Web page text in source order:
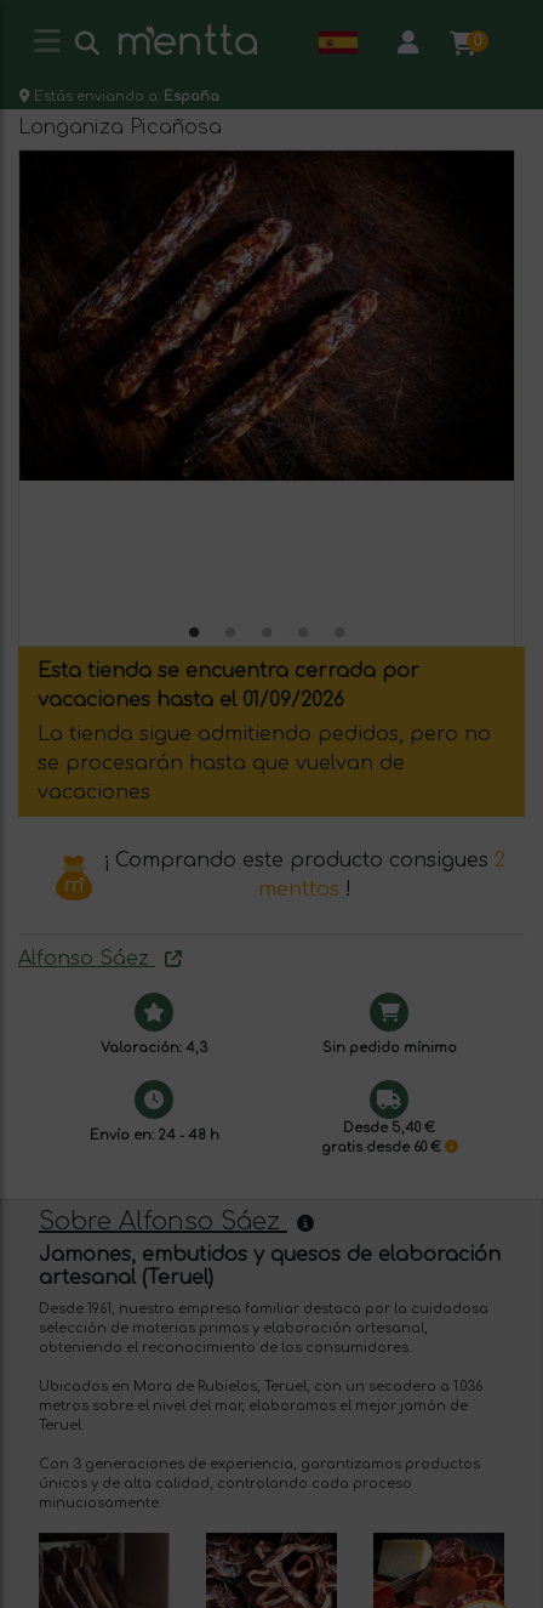
0
Estás enviando a: España
Longaniza Picañosa
Esta tienda se encuentra cerrada por
vacaciones hasta el 01/09/2026
La tienda sigue admitiendo pedidos, pero no
se procesarán hasta que vuelvan de
vacaciones
¡ Comprando este producto consigues 2
menttos !
Alfonso Sáez
Valoración: 4,3 Sin pedido mínimo
Envío en: 24 - 48 h
Desde 5,40 €
gratis desde 60 €
Sobre Alfonso Sáez
Jamones, embutidos y quesos de elaboración
artesanal (Teruel)
Desde 1961, nuestra empresa familiar destaca por la cuidadosa
selección de materias primas y elaboración artesanal,
obteniendo el reconocimiento de los consumidores.
Ubicados en Mora de Rubielos, Teruel, con un secadero a 1.036
metros sobre el nivel del mar, elaboramos el mejor jamón de
Teruel.
Con 3 generaciones de experiencia, garantizamos productos
únicos y de alta calidad, controlando cada proceso
minuciosamente.